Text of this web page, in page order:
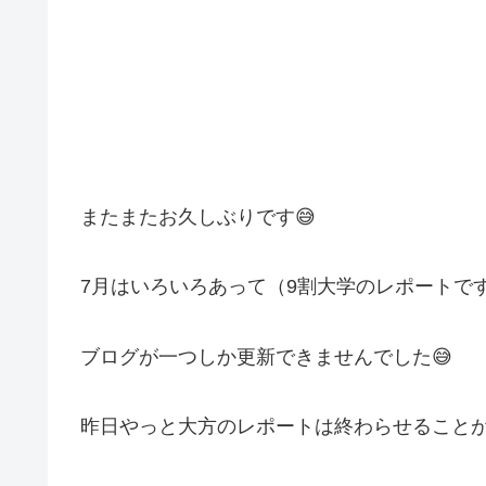
またまたお久しぶりです😅
7月はいろいろあって（9割大学のレポートで
ブログが一つしか更新できませんでした😅
昨日やっと大方のレポートは終わらせること